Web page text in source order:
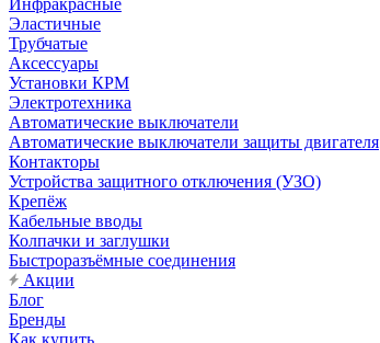
Инфракрасные
Эластичные
Трубчатые
Аксессуары
Установки КРМ
Электротехника
Автоматические выключатели
Автоматические выключатели защиты двигателя
Контакторы
Устройства защитного отключения (УЗО)
Крепёж
Кабельные вводы
Колпачки и заглушки
Быстроразъёмные соединения
Акции
Блог
Бренды
Как купить